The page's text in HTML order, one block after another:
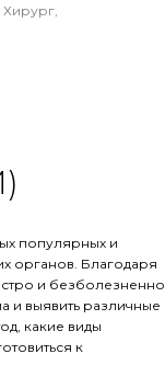
популярных и
органов. Благодаря
и безболезненно
и выявить различные
какие виды
к